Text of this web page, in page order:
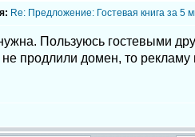
Re: Предложение: Гостевая книга за 5
Пользуюсь гостевыми
не продлили домен, то